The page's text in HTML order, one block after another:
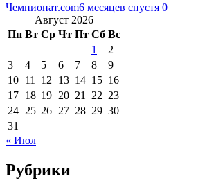
Чемпионат.com6 месяцев спустя 0
Август 2026
Пн Вт Ср Чт Пт Сб Вс
1
2
3
4 5 6 7 8
9
10 11 12 13 14 15 16
17 18 19 20 21 22 23
24 25 26 27 28 29 30
31
« Июл
Рубрики